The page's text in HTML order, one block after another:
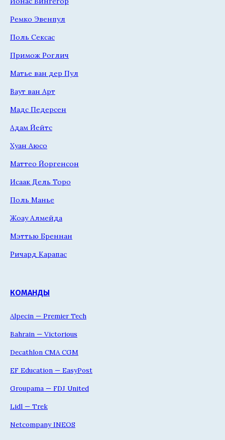
Ремко Эвенпул
Поль Сексас
Примож Роглич
Матье ван дер Пул
Ваут ван Арт
Мадс Педерсен
Адам Йейтс
Хуан Аюсо
Маттео Йоргенсон
Исаак Дель Торо
Поль Манье
Жоау Алмейда
Мэттью Бреннан
Ричард Карапас
КОМАНДЫ
Alpecin — Premier Tech
Bahrain — Victorious
Decathlon CMA CGM
EF Education — EasyPost
Groupama — FDJ United
Lidl — Trek
Netcompany INEOS